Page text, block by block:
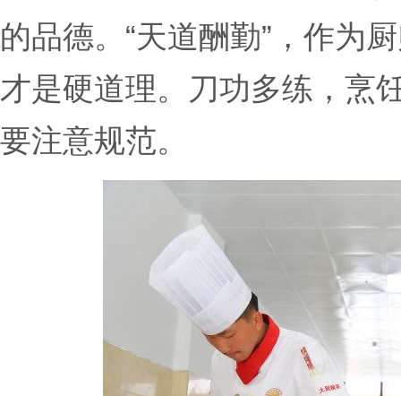
的品德。“天道酬勤”，作为
才是硬道理。刀功多练，烹
要注意规范。